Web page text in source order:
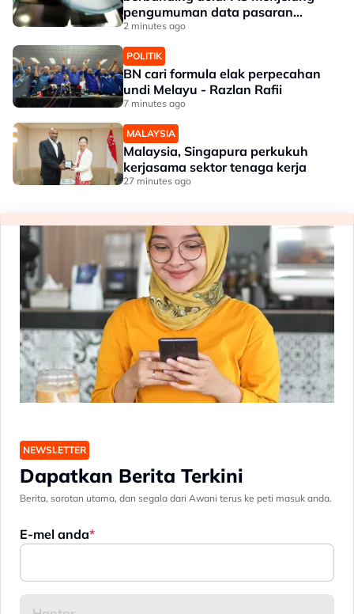
pengumuman data pasaran
buruh AS
2 minutes ago
POLITIK
BN cari formula elak perpecahan
undi Melayu - Razlan Rafii
7 minutes ago
MALAYSIA
Malaysia, Singapura perkukuh
kerjasama sektor tenaga kerja
27 minutes ago
NEWSLETTER
Dapatkan Berita Terkini
Berita, sorotan utama, dan segala dari Awani terus ke peti masuk anda.
E-mel anda